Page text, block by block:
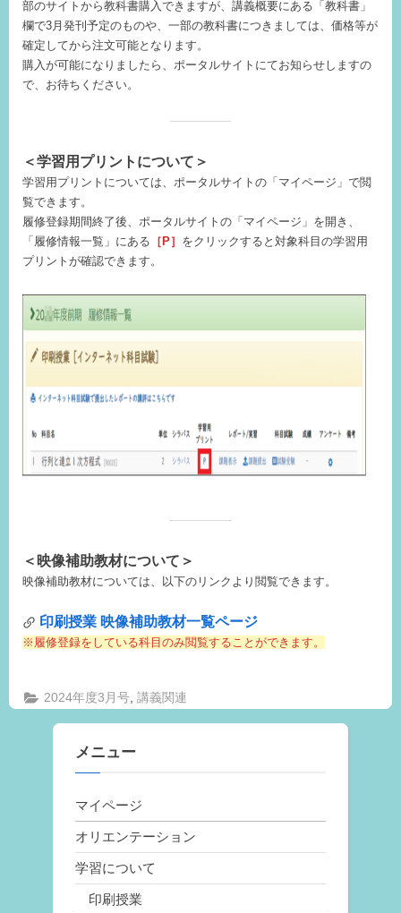
部のサイトから教科書購入できますが、講義概要にある「教科書」
欄で3月発刊予定のものや、一部の教科書につきましては、価格等が
確定してから注文可能となります。
購入が可能になりましたら、ポータルサイトにてお知らせしますの
で、お待ちください。
＜学習用プリントについて＞
学習用プリントについては、ポータルサイトの「マイページ」で閲
覧できます。
履修登録期間終了後、ポータルサイトの「マイページ」を開き、
「履修情報一覧」にある ［P］ をクリックすると対象科目の学習用
プリントが確認できます。
＜ 映像補助教材について＞
映像補助教材については、以下のリンクより閲覧できます。
印刷授業 映像補助教材一覧ページ
※履修登録をしている科目のみ閲覧することができます。
2024年度3月号 ,講義関連
メニュー
マイページ
オリエンテーション
学習について
印刷授業